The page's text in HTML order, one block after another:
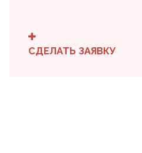
СДЕЛАТЬ ЗАЯВКУ